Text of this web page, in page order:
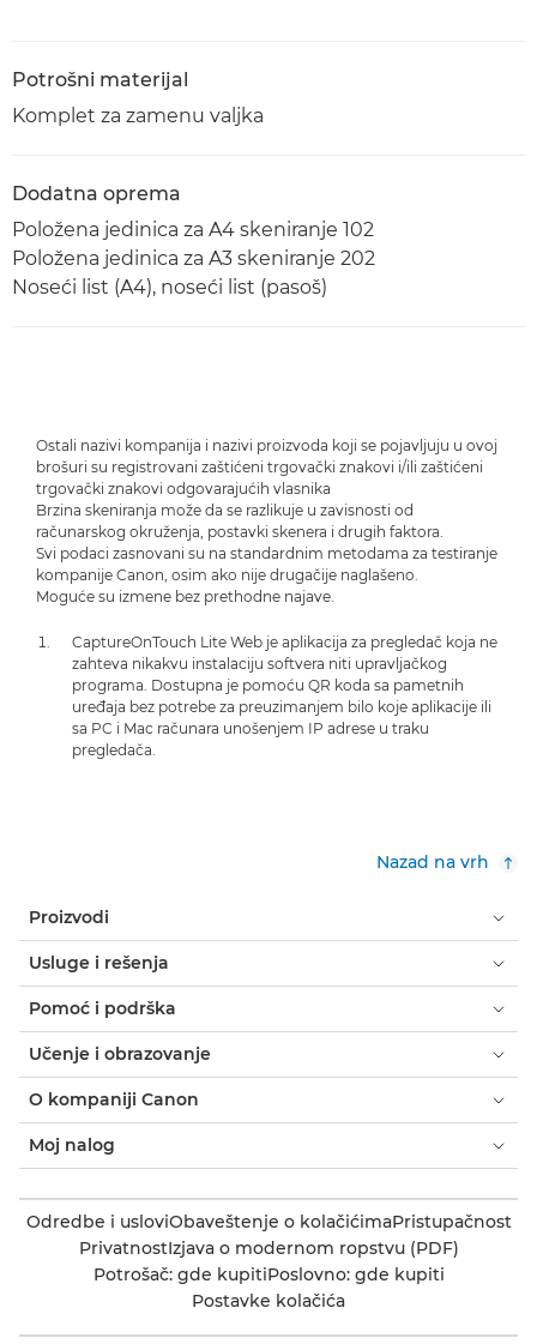
Potrošni materijal
Komplet za zamenu valjka
Dodatna oprema
Položena jedinica za A4 skeniranje 102
Položena jedinica za A3 skeniranje 202
Noseći list (A4), noseći list (pasoš)
Ostali nazivi kompanija i nazivi proizvoda koji se pojavljuju u ovoj
brošuri su registrovani zaštićeni trgovački znakovi i/ili zaštićeni
trgovački znakovi odgovarajućih vlasnika
Brzina skeniranja može da se razlikuje u zavisnosti od
računarskog okruženja, postavki skenera i drugih faktora.
Svi podaci zasnovani su na standardnim metodama za testiranje
kompanije Canon, osim ako nije drugačije naglašeno.
Moguće su izmene bez prethodne najave.
CaptureOnTouch Lite Web je aplikacija za pregledač koja ne
zahteva nikakvu instalaciju softvera niti upravljačkog
programa. Dostupna je pomoću QR koda sa pametnih
uređaja bez potrebe za preuzimanjem bilo koje aplikacije ili
sa PC i Mac računara unošenjem IP adrese u traku
pregledača.
Nazad na vrh
Proizvodi
Usluge i rešenja
Pomoć i podrška
Učenje i obrazovanje
O kompaniji Canon
Moj nalog
Odredbe i usloviObaveštenje o kolačićimaPristupačnost
PrivatnostIzjava o modernom ropstvu (PDF)
Potrošač: gde kupitiPoslovno: gde kupiti
Postavke kolačića